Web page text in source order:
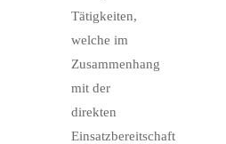
Tätigkeiten,
welche im
Zusammenhang
mit der
direkten
Einsatzbereitschaft